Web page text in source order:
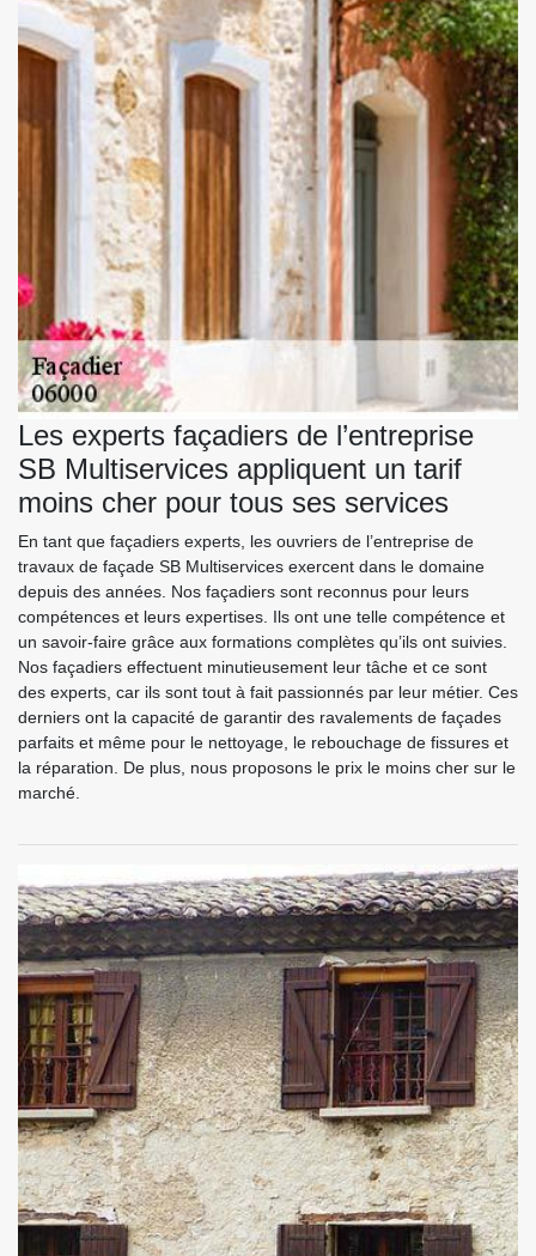
Les experts façadiers de l’entreprise
SB Multiservices appliquent un tarif
moins cher pour tous ses services
En tant que façadiers experts, les ouvriers de l’entreprise de
travaux de façade SB Multiservices exercent dans le domaine
depuis des années. Nos façadiers sont reconnus pour leurs
compétences et leurs expertises. Ils ont une telle compétence et
un savoir-faire grâce aux formations complètes qu’ils ont suivies.
Nos façadiers effectuent minutieusement leur tâche et ce sont
des experts, car ils sont tout à fait passionnés par leur métier. Ces
derniers ont la capacité de garantir des ravalements de façades
parfaits et même pour le nettoyage, le rebouchage de fissures et
la réparation. De plus, nous proposons le prix le moins cher sur le
marché.